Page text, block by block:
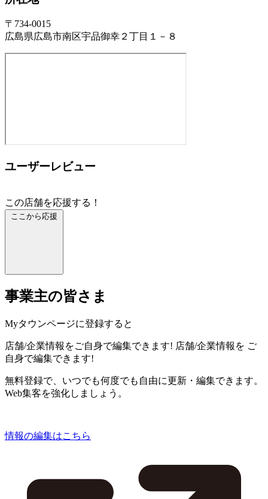
〒734-0015
広島県広島市南区宇品御幸２丁目１－８
ユーザーレビュー
この店舗を応援する！
ここから応援
事業主の皆さま
Myタウンページに登録すると
店舗/企業情報をご自身で編集できます! 店舗/企業情報を ご
自身で編集できます!
無料登録で、いつでも何度でも自由に更新・編集できます。
Web集客を強化しましょう。
情報の編集はこちら